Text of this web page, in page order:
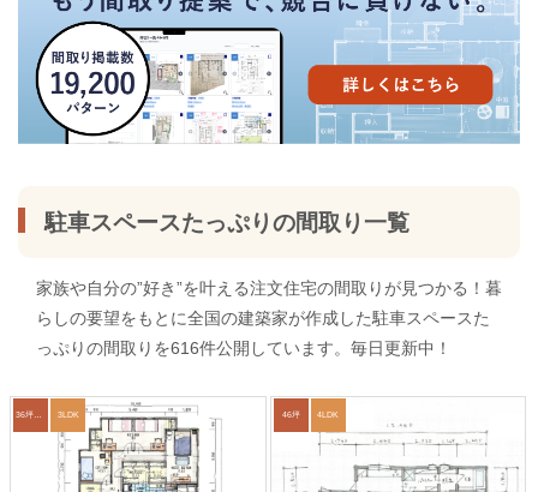
駐車スペースたっぷりの間取り一覧
家族や自分の”好き”を叶える注文住宅の間取りが見つかる！暮
らしの要望をもとに全国の建築家が作成した駐車スペースた
っぷりの間取りを616件公開しています。毎日更新中！
3LDK 46坪 4LDK